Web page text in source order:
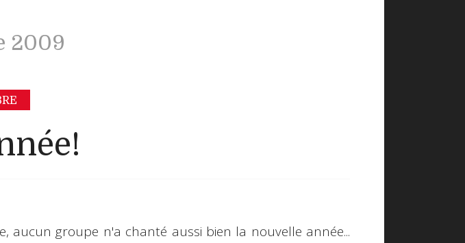
2009
aucun groupe n'a chanté aussi bien la nouvelle année...